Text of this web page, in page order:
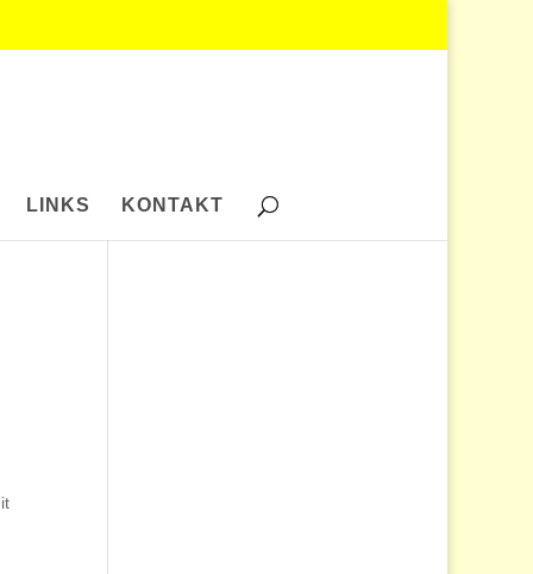
LINKS KONTAKT